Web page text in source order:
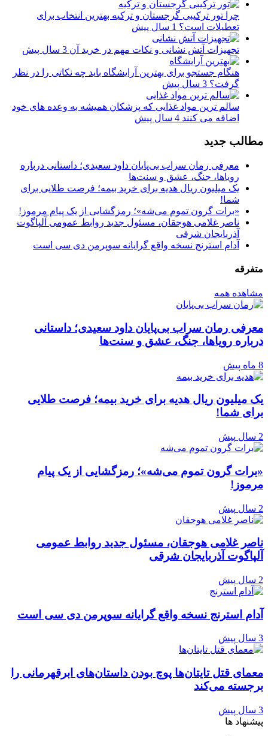
چرا تور ترکیبی گرجستان و ترکیه بهترین انتخاب برای
تعطیلات است؟ 1 سال پیش
تجهیزات آتش نشانی و نکات مهم در خرید آن 3 سال پیش
هنگام جستجو برای بهترین آرایشگاه باید چه نکاتی را در نظر
گرفت؟ 3 سال پیش
سالم ترین مواد غذایی که پزشکان همیشه به وعده های خود
اضافه می کنند 4 سال پیش
مطالب جدید
معرفی رمان سراب بی‌پایان داود سعیدی؛ داستانی درباره
رویاها، جنگ، عشق و سنت‌ها
یک میلیون ریال هدیه برای خرید بیمه؛ فرصت طلایی برای
شما!
«برات گرون تموم می‌شه»؛ رمزگشایی از یک پیام مرموز!
ناصر غلامی هوجقان، مسئول جدید روابط عمومی آلپاگوت
آذربایجان شرقی
آدام استرنج نسخه واقع گرایانه سوپرمن دی سی است
متفرقه
مشاهده همه
معرفی رمان سراب بی‌پایان داود سعیدی؛ داستانی
درباره رویاها، جنگ، عشق و سنت‌ها
8 ماه پیش
یک میلیون ریال هدیه برای خرید بیمه؛ فرصت طلایی
برای شما!
2 سال پیش
«برات گرون تموم می‌شه»؛ رمزگشایی از یک پیام
مرموز!
2 سال پیش
ناصر غلامی هوجقان، مسئول جدید روابط عمومی
آلپاگوت آذربایجان شرقی
2 سال پیش
آدام استرنج نسخه واقع گرایانه سوپرمن دی سی است
3 سال پیش
معمای قتل تایتان‌ها پوچ بودن داستان‌های ابرقهرمانی را
برجسته می‌کند
3 سال پیش
پیشنهاد ها